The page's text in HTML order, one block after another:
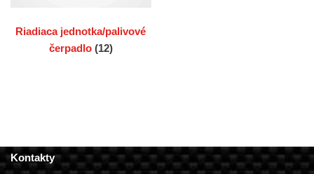
Riadiaca jednotka/palivové
čerpadlo (12)
Kontakty